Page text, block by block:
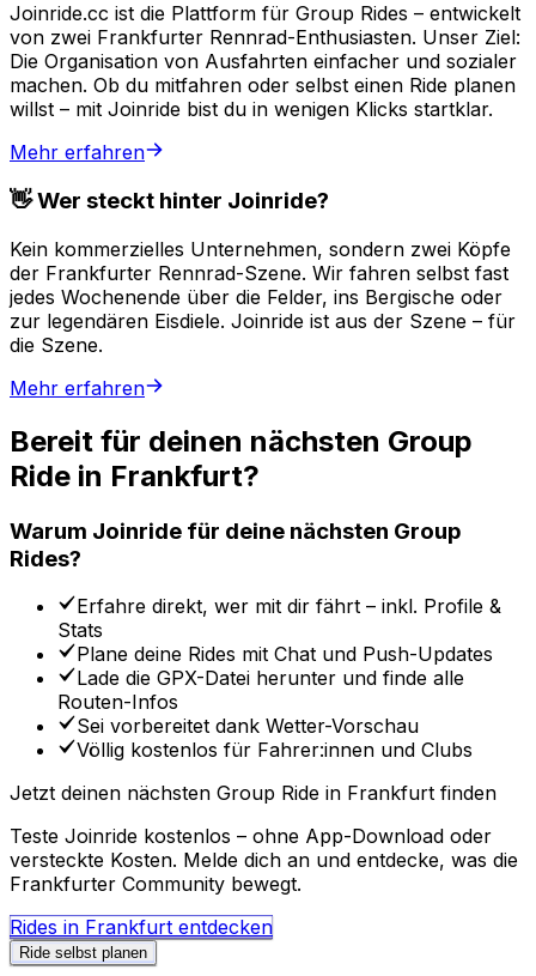
Joinride.cc ist die Plattform für Group Rides – entwickelt
von zwei Frankfurter Rennrad-Enthusiasten. Unser Ziel:
Die Organisation von Ausfahrten einfacher und sozialer
machen. Ob du mitfahren oder selbst einen Ride planen
willst – mit Joinride bist du in wenigen Klicks startklar.
Mehr erfahren
👋 Wer steckt hinter Joinride?
Kein kommerzielles Unternehmen, sondern zwei Köpfe
der Frankfurter Rennrad-Szene. Wir fahren selbst fast
jedes Wochenende über die Felder, ins Bergische oder
zur legendären Eisdiele. Joinride ist aus der Szene – für
die Szene.
Mehr erfahren
Bereit für deinen nächsten Group
Ride in Frankfurt?
Warum Joinride für deine nächsten Group
Rides?
Erfahre direkt, wer mit dir fährt – inkl. Profile &
Stats
Plane deine Rides mit Chat und Push-Updates
Lade die GPX-Datei herunter und finde alle
Routen-Infos
Sei vorbereitet dank Wetter-Vorschau
Völlig kostenlos für Fahrer:innen und Clubs
Jetzt deinen nächsten Group Ride in Frankfurt finden
Teste Joinride kostenlos – ohne App-Download oder
versteckte Kosten. Melde dich an und entdecke, was die
Frankfurter Community bewegt.
Rides in Frankfurt entdecken
Ride selbst planen